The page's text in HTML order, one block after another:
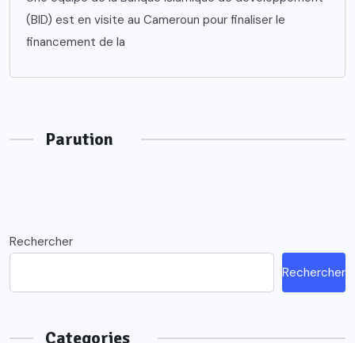
(BID) est en visite au Cameroun pour finaliser le
financement de la
Parution
Rechercher
Rechercher
Categories